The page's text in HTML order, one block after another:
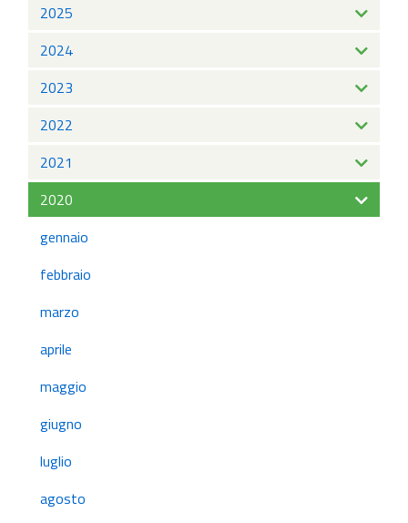
2025
2024
2023
2022
2021
2020
gennaio
febbraio
marzo
aprile
maggio
giugno
luglio
agosto